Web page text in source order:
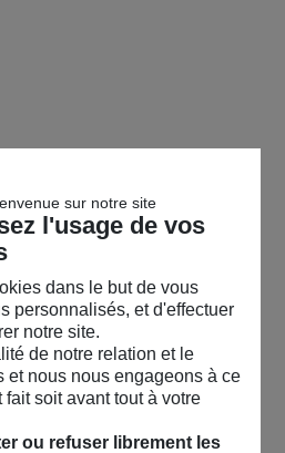
Connexion
la communauté ?
On vous
Stop ou Encore ?
février à 20 H 30 au cinéma Louis
l'association Forum et Projets.
lien indiqué ci-dessous :
et inscription obligatoire
ou encore?
sur notre site
l'usage de vos
dans le but de vous
personnalisés, et d'effectuer
notre site.
de notre relation et le
et nous nous engageons à ce
soit avant tout à votre
ou refuser librement les